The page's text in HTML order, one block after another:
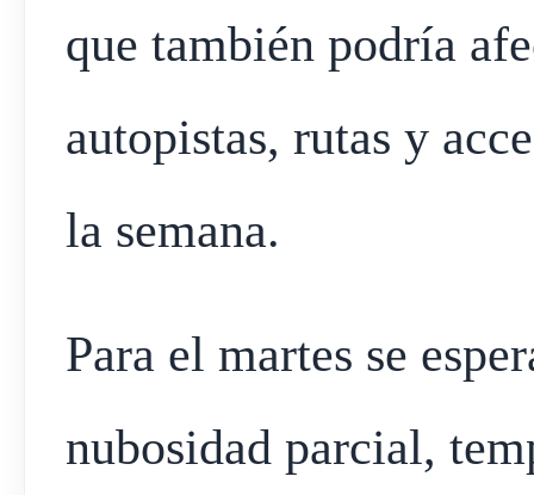
que también podría
autopistas, rutas y
la semana.
Para el martes se
nubosidad parcial,